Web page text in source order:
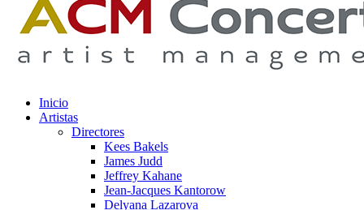
Inicio
Artistas
Directores
Kees Bakels
James Judd
Jeffrey Kahane
Jean-Jacques Kantorow
Delyana Lazarova